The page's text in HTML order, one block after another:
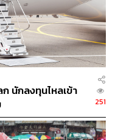
นักลงทุนไหลเข้า
251